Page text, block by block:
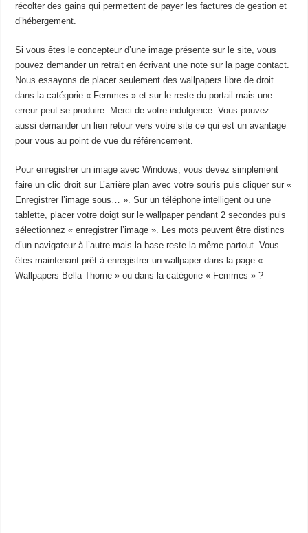
récolter des gains qui permettent de payer les factures de gestion et
d’hébergement.
Si vous êtes le concepteur d’une image présente sur le site, vous
pouvez demander un retrait en écrivant une note sur la page contact.
Nous essayons de placer seulement des wallpapers libre de droit
dans la catégorie « Femmes » et sur le reste du portail mais une
erreur peut se produire. Merci de votre indulgence. Vous pouvez
aussi demander un lien retour vers votre site ce qui est un avantage
pour vous au point de vue du référencement.
Pour enregistrer un image avec Windows, vous devez simplement
faire un clic droit sur L’arrière plan avec votre souris puis cliquer sur «
Enregistrer l’image sous… ». Sur un téléphone intelligent ou une
tablette, placer votre doigt sur le wallpaper pendant 2 secondes puis
sélectionnez « enregistrer l’image ». Les mots peuvent être distincs
d’un navigateur à l’autre mais la base reste la même partout. Vous
êtes maintenant prêt à enregistrer un wallpaper dans la page «
Wallpapers Bella Thorne » ou dans la catégorie « Femmes » ?